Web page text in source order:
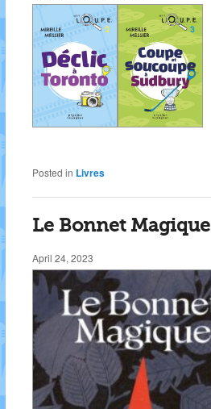
Posted in Livres
Le Bonnet Magique
April 24, 2023